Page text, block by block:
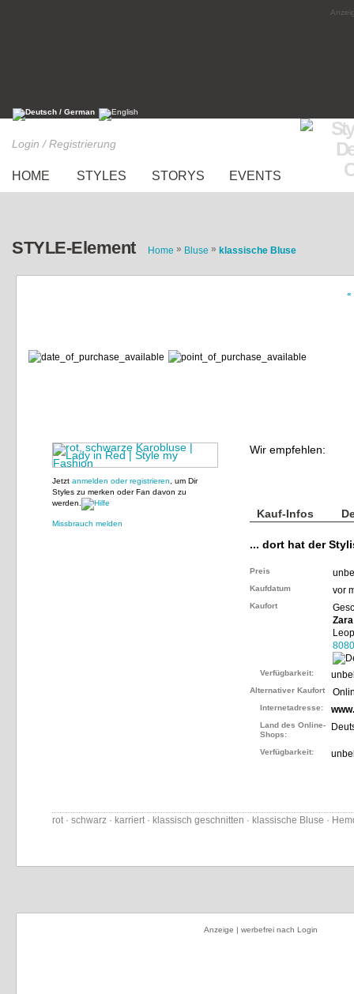
Login / Registrierung
HOME STYLES STORYS EVENTS
STYLE-Element Home » Bluse » klassische Bluse
«
Jetzt anmelden oder registrieren , um Dir
Styles zu merken oder Fan davon zu
werden.
Missbrauch melden
Wir empfehlen:
Kauf-Infos
... dort hat der
Preis
Kaufdatum vor
Kaufort
Zara
Verfügbarkeit:
Alternativer Kaufort
Internetadresse:
Land des Online-
Shops:
Verfügbarkeit:
rot · schwarz · karriert · klassisch geschnitten · klassische Bluse ·
Anzeige | werbefrei nach Login